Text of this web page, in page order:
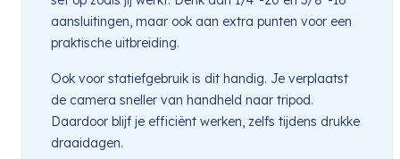
aansluitingen, maar ook aan extra punten voor een
praktische uitbreiding.
Ook voor statiefgebruik is dit handig. Je verplaatst
de camera sneller van handheld naar tripod.
Daardoor blijf je efficiënt werken, zelfs tijdens drukke
draaidagen.